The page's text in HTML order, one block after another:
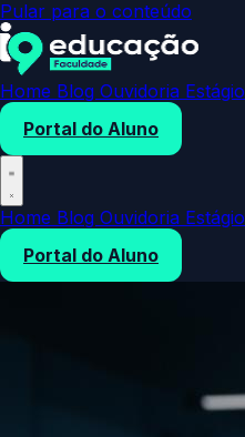
Pular para o conteúdo
Home Blog Ouvidoria Estágio
Portal do Aluno
Home Blog Ouvidoria Estágio
Portal do Aluno